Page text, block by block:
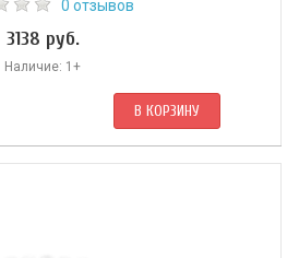
0 отзывов
3138 руб.
Наличие: 1+
В КОРЗИНУ
сильных бусин богатства. 3-глазая